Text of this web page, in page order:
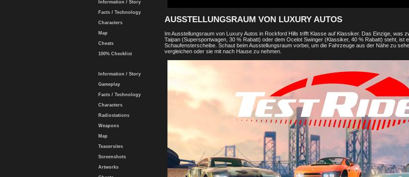
Information / Story
Facts / Technology
Characters
Map
Cheats
100% Checklist
Information / Story
Gameplay
Facts / Technology
Characters
Radiostations
Weapons
Map
Teasersites
Screenshots
Artworks
AUSSTELLUNGSRAUM VON LUXURY AUTOS
Im Ausstellungsraum von Luxury Autos in Rockford Hills trifft Klasse auf Klassiker. Das Einzige, was
Taipan (Supersportwagen, 30 % Rabatt) oder dem Ocelot Swinger (Klassiker, 40 % Rabatt) steht, ist
Schaufensterscheibe. Schaut beim Ausstellungsraum vorbei, um die Fahrzeuge aus der Nähe zu
vergleichen oder sie mit nach Hause zu nehmen.